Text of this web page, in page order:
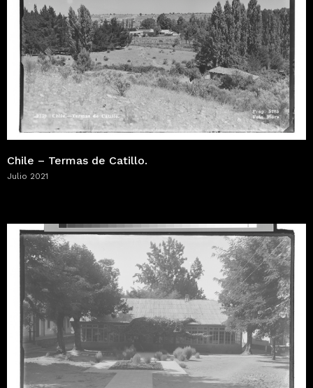
Chile – Termas de Catillo.
Julio 2021